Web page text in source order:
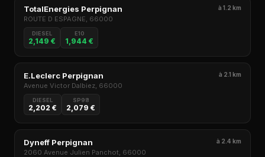
TotalEnergies Perpignan à 1.2 km
ROUTE D ESPAGNE, 66000
DIESEL
2,149 €
E10
1,944 €
E.Leclerc Perpignan à 2.1 km
Avenue Victor Dalbiez, 66000
DIESEL
2,202 €
SP98
2,079 €
Dyneff Perpignan à 2.4 km
2060 Avenue Julien Panchot, 66000